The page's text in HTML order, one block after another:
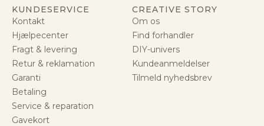
KUNDESERVICE
Kontakt
Hjælpecenter
Fragt & levering
Retur & reklamation
Garanti
Betaling
Service & reparation
Gavekort
CREATIVE STORY
Om os
Find forhandler
DIY-univers
Kundeanmeldelser
Tilmeld nyhedsbrev